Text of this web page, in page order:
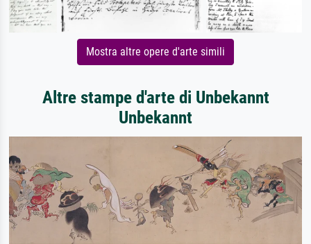
Mostra altre opere d'arte simili
Altre stampe d'arte di Unbekannt
Unbekannt